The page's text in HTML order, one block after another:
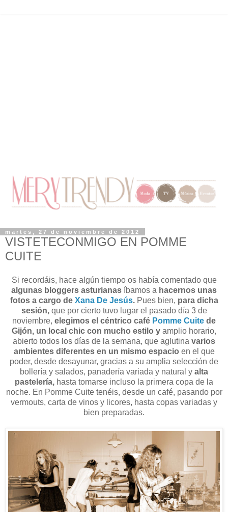
martes, 27 de noviembre de 2012
VISTETECONMIGO EN POMME
CUITE
Si recordáis, hace algún tiempo os había comentado que
algunas bloggers asturianas íbamos a hacernos unas
fotos a cargo de Xana De Jesús.Pues bien, para dicha
sesión,que por cierto tuvo lugar el pasado día 3 de
noviembre, elegimos el céntrico café Pomme Cuite de
Gijón, un local chic con mucho estilo y amplio horario,
abierto todos los días de la semana, que aglutina varios
ambientes diferentes en un mismo espacio en el que
poder, desde desayunar, gracias a su amplia selección de
bollería y salados, panadería variada y natural y alta
pastelería, hasta tomarse incluso la primera copa de la
noche. En Pomme Cuite tenéis, desde un café, pasando por
vermouts, carta de vinos y licores, hasta copas variadas y
bien preparadas.